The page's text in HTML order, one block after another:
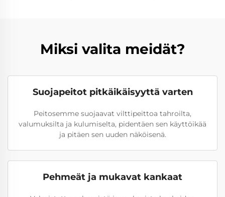
Miksi valita meidät?
Suojapeitot pitkäikäisyyttä varten
Peitosemme suojaavat vilttipeittoa tahroilta,
valumuksilta ja kulumiselta, pidentäen sen käyttöikää
ja pitäen sen uuden näköisenä.
Pehmeät ja mukavat kankaat